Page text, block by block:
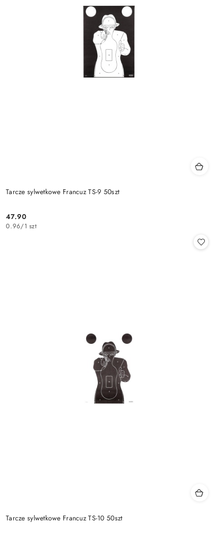
Tarcze sylwetkowe Francuz TS-9 50szt
Cena:
47.90
0.96/1 szt
Tarcze sylwetkowe Francuz TS-10 50szt